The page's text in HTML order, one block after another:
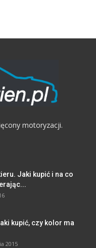
motoryzacji.
Jaki kupić i na co
kupić, czy kolor ma
2015